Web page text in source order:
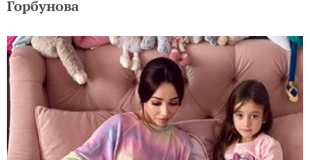
Горбунова